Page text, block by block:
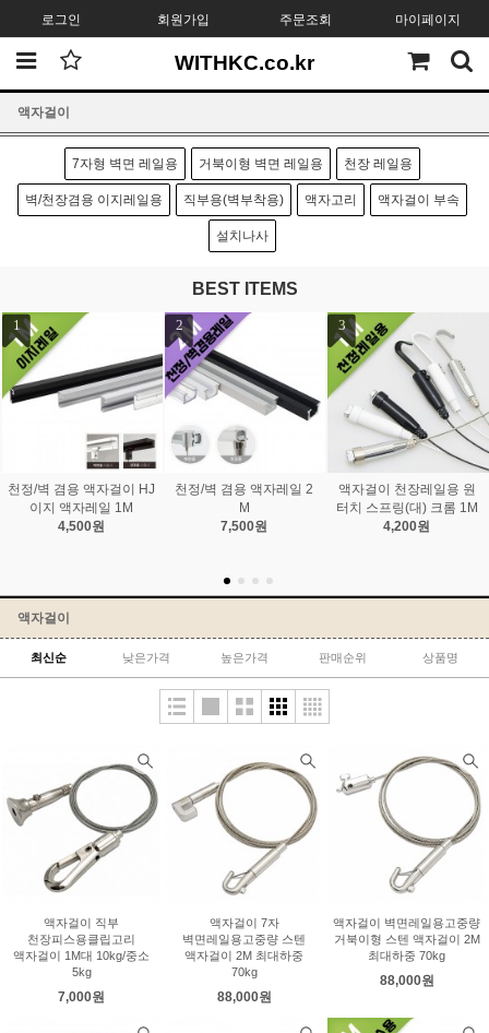
로그인 회원가입 주문조회 마이페이지
WITHKC.co.kr
액자걸이
7자형 벽면 레일용 거북이형 벽면 레일용 천장 레일용
벽/천장겸용 이지레일용 직부용(벽부착용) 액자고리 액자걸이 부속
설치나사
BEST ITEMS
1
천정/벽 겸용 액자걸이 HJ
이지 액자레일 1M
4,500원
2
천정/벽 겸용 액자레일 2
M
7,500원
3
액자걸이 천장레일용 원
터치 스프링(대) 크롬 1M
4,200원
액자걸이
최신순 낮은가격 높은가격 판매순위 상품명
액자걸이 직부
천장피스용클립고리
액자걸이 1M대 10kg/중소
5kg
7,000원
액자걸이 7자
벽면레일용고중량 스텐
액자걸이 2M 최대하중
70kg
88,000원
액자걸이 벽면레일용고중량
거북이형 스텐 액자걸이 2M
최대하중 70kg
88,000원